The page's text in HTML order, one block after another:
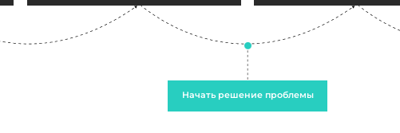
Начать решение проблемы